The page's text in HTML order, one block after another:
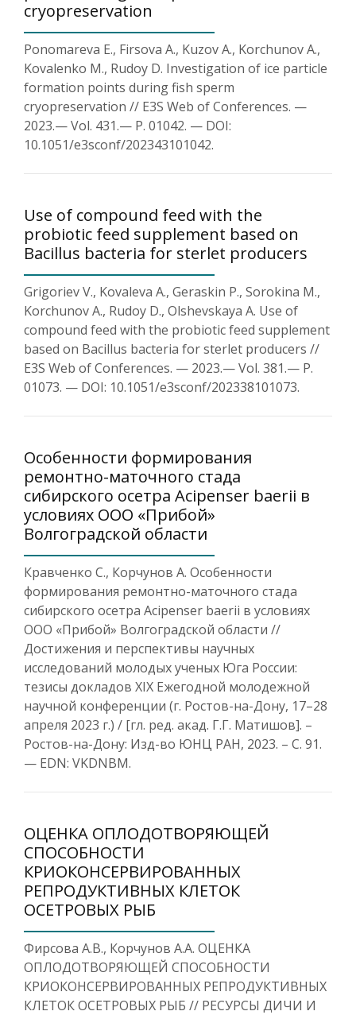
cryopreservation
Ponomareva E., Firsova A., Kuzov A., Korchunov A.,
Kovalenko M., Rudoy D. Investigation of ice particle
formation points during fish sperm
cryopreservation // E3S Web of Conferences. —
2023.— Vol. 431.— P. 01042. — DOI:
10.1051/e3sconf/202343101042.
Use of compound feed with the
probiotic feed supplement based on
Bacillus bacteria for sterlet producers
Grigoriev V., Kovaleva A., Geraskin P., Sorokina M.,
Korchunov A., Rudoy D., Olshevskaya A. Use of
compound feed with the probiotic feed supplement
based on Bacillus bacteria for sterlet producers //
E3S Web of Conferences. — 2023.— Vol. 381.— P.
01073. — DOI: 10.1051/e3sconf/202338101073.
Особенности формирования
ремонтно-маточного стада
сибирского осетра Acipenser baerii в
условиях ООО «Прибой»
Волгоградской области
Кравченко С., Корчунов А. Особенности
формирования ремонтно-маточного стада
сибирского осетра Acipenser baerii в условиях
ООО «Прибой» Волгоградской области //
Достижения и перспективы научных
исследований молодых ученых Юга России:
тезисы докладов XIX Ежегодной молодежной
научной конференции (г. Ростов-на-Дону, 17–28
апреля 2023 г.) / [гл. ред. акад. Г.Г. Матишов]. –
Ростов-на-Дону: Изд-во ЮНЦ РАН, 2023. – С. 91.
— EDN: VKDNBM.
ОЦЕНКА ОПЛОДОТВОРЯЮЩЕЙ
СПОСОБНОСТИ
КРИОКОНСЕРВИРОВАННЫХ
РЕПРОДУКТИВНЫХ КЛЕТОК
ОСЕТРОВЫХ РЫБ
Фирсова А.В., Корчунов А.А. ОЦЕНКА
ОПЛОДОТВОРЯЮЩЕЙ СПОСОБНОСТИ
КРИОКОНСЕРВИРОВАННЫХ РЕПРОДУКТИВНЫХ
КЛЕТОК ОСЕТРОВЫХ РЫБ // РЕСУРСЫ ДИЧИ И